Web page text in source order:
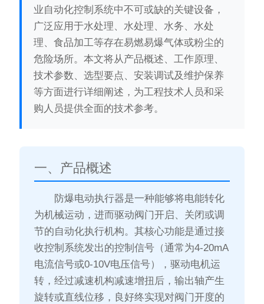
业自动化控制系统中不可或缺的关键设备，
广泛应用于水处理、水处理、水务、水处
理、食品加工等存在易燃易爆气体或粉尘的
危险场所。本文将从产品概述、工作原理、
技术参数、选型要点、安装调试及维护保养
等方面进行详细阐述，为工程技术人员和采
购人员提供全面的技术参考。
一、产品概述
防爆电动执行器是一种能够将电能转化
为机械运动，进而驱动阀门开启、关闭或调
节的自动化执行机构。其核心功能是通过接
收控制系统发出的控制信号（通常为4-20mA
电流信号或0-10V电压信号），驱动电机运
转，经过减速机构减速增扭后，输出轴产生
旋转或直线位移，良好终实现对阀门开度的